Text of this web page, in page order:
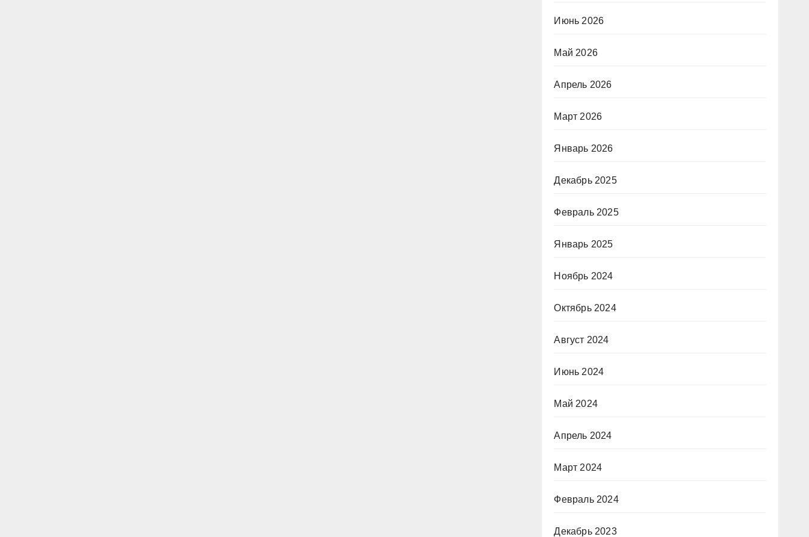
Июнь 2026
Май 2026
Апрель 2026
Март 2026
Январь 2026
Декабрь 2025
Февраль 2025
Январь 2025
Ноябрь 2024
Октябрь 2024
Август 2024
Июнь 2024
Май 2024
Апрель 2024
Март 2024
Февраль 2024
Декабрь 2023